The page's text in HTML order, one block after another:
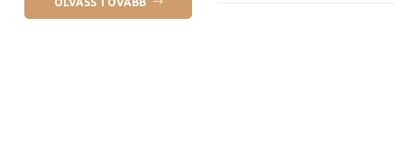
OLVASS TOVÁBB